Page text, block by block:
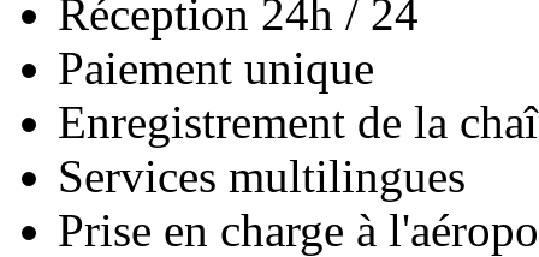
Réception 24h / 24
Paiement unique
Enregistrement de la
Services multilingues
Prise en charge à